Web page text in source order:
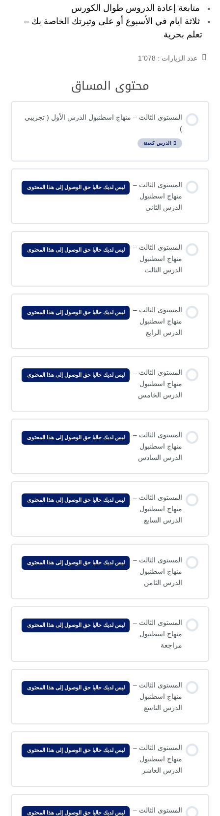
متابعة إعادة الدروس طوال الكورس
ثلاثة ايام في الأسبوع أو على وتيرتك الخاصة بك –
تعلم بحرية
عدد الزيارات : 1٬078
محتوى المساق
المستوى الثالث – منهاج اسطنبول الدرس الأول ( تجريبي
)
الدرس كعينة
المستوى الثالث –
منهاج اسطنبول
الدرس الثاني
ليس لديك حاليا حق الوصول إلى هذا المحتوى
المستوى الثالث –
منهاج اسطنبول
الدرس الثالث
ليس لديك حاليا حق الوصول إلى هذا المحتوى
المستوى الثالث –
منهاج اسطنبول
الدرس الرابع
ليس لديك حاليا حق الوصول إلى هذا المحتوى
المستوى الثالث –
منهاج اسطنبول
الدرس الخامس
ليس لديك حاليا حق الوصول إلى هذا المحتوى
المستوى الثالث –
منهاج اسطنبول
الدرس السادس
ليس لديك حاليا حق الوصول إلى هذا المحتوى
المستوى الثالث –
منهاج اسطنبول
الدرس السابع
ليس لديك حاليا حق الوصول إلى هذا المحتوى
المستوى الثالث –
منهاج اسطنبول
الدرس الثامن
ليس لديك حاليا حق الوصول إلى هذا المحتوى
المستوى الثالث –
منهاج اسطنبول
مراجعة
ليس لديك حاليا حق الوصول إلى هذا المحتوى
المستوى الثالث –
منهاج اسطنبول
الدرس التاسع
ليس لديك حاليا حق الوصول إلى هذا المحتوى
المستوى الثالث –
منهاج اسطنبول
الدرس العاشر
ليس لديك حاليا حق الوصول إلى هذا المحتوى
المستوى الثالث – ليس لديك حاليا حق الوصول إلى هذا المحتوى